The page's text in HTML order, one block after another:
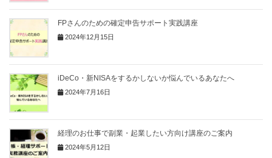
FPさんのための確定申告サポート実践講座
2024年12月15日
iDeCo・新NISAをするかしないか悩んでいるあなたへ
2024年7月16日
経理のお仕事で副業・起業したい方向け講座のご案内
2024年5月12日